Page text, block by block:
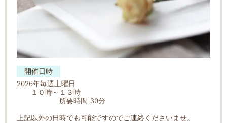
開催日時
2026年毎週土曜日
１０時～１３時
所要時間 30分
上記以外の日時でも可能ですのでご連絡くださいませ。